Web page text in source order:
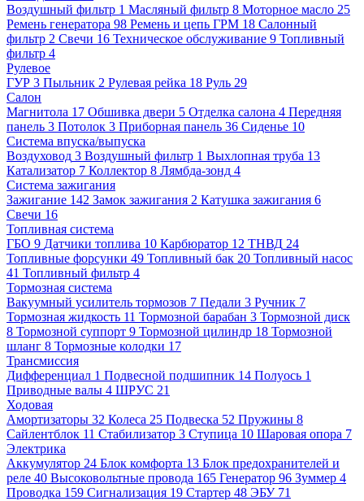
Воздушный фильтр 1 Масляный фильтр 8 Моторное масло 25
Ремень генератора 98 Ремень и цепь ГРМ 18 Салонный
фильтр 2 Свечи 16 Техническое обслуживание 9 Топливный
фильтр 4
Рулевое
ГУР 3 Пыльник 2 Рулевая рейка 18 Руль 29
Салон
Магнитола 17 Обшивка двери 5 Отделка салона 4 Передняя
панель 3 Потолок 3 Приборная панель 36 Сиденье 10
Система впуска/выпуска
Воздуховод 3 Воздушный фильтр 1 Выхлопная труба 13
Катализатор 7 Коллектор 8 Лямбда-зонд 4
Система зажигания
Зажигание 142 Замок зажигания 2 Катушка зажигания 6
Свечи 16
Топливная система
ГБО 9 Датчики топлива 10 Карбюратор 12 ТНВД 24
Топливные форсунки 49 Топливный бак 20 Топливный насос
41 Топливный фильтр 4
Тормозная система
Вакуумный усилитель тормозов 7 Педали 3 Ручник 7
Тормозная жидкость 11 Тормозной барабан 3 Тормозной диск
8 Тормозной суппорт 9 Тормозной цилиндр 18 Тормозной
шланг 8 Тормозные колодки 17
Трансмиссия
Дифференциал 1 Подвесной подшипник 14 Полуось 1
Приводные валы 4 ШРУС 21
Ходовая
Амортизаторы 32 Колеса 25 Подвеска 52 Пружины 8
Сайлентблок 11 Стабилизатор 3 Ступица 10 Шаровая опора 7
Электрика
Аккумулятор 24 Блок комфорта 13 Блок предохранителей и
реле 40 Высоковольтные провода 165 Генератор 96 Зуммер 4
Проводка 159 Сигнализация 19 Стартер 48 ЭБУ 71